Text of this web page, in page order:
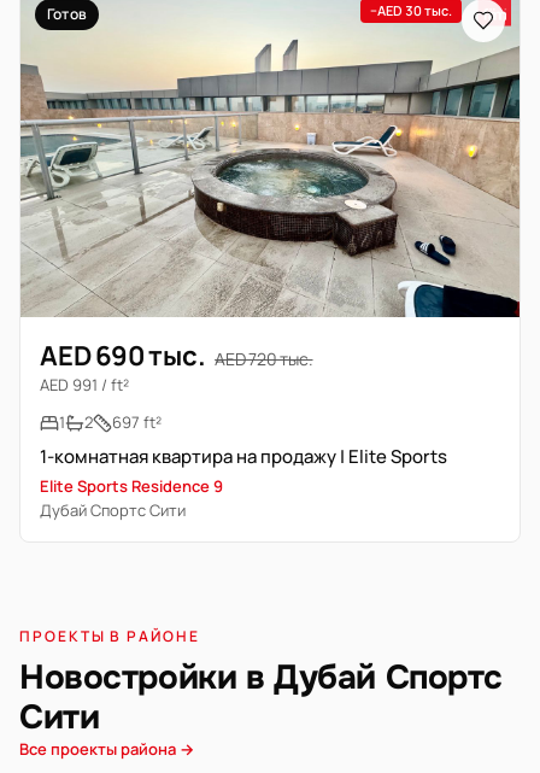
Готов −AED 30 тыс.
AED 690 тыс. AED 720 тыс.
AED 991 / ft²
1
2 697 ft²
1-комнатная квартира на продажу | Elite Sports
Elite Sports Residence 9
Дубай Спортс Сити
ПРОЕКТЫ В РАЙОНЕ
Новостройки в Дубай Спортс
Сити
Все проекты района →